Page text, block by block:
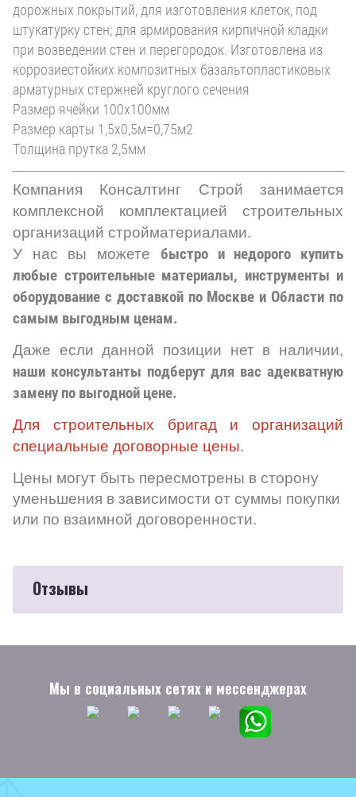
дорожных покрытий, для изготовления клеток, под
штукатурку стен; для армирования кирпичной кладки
при возведении стен и перегородок. Изготовлена из
коррозиестойких композитных базальтопластиковых
арматурных стержней круглого сечения
Размер ячейки 100х100мм
Размер карты 1,5х0,5м=0,75м2
Толщина прутка 2,5мм
Компания Консалтинг Строй занимается
комплексной комплектацией строительных
организаций стройматериалами.
У нас вы можете быстро и недорого купить
любые строительные материалы, инструменты и
оборудование с доставкой по Москве и Области по
самым выгодным ценам.
Даже если данной позиции нет в наличии,
наши консультанты подберут для вас адекватную
замену по выгодной цене.
Для строительных бригад и организаций
специальные договорные цены.
Цены могут быть пересмотрены в сторону
уменьшения в зависимости от суммы покупки
или по взаимной договоренности.
Отзывы
Мы в социальных сетях и мессенджерах